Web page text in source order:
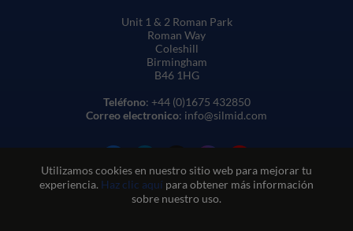
Utilizamos cookies en nuestro sitio web para mejorar tu
experiencia. Haz clic aquí para obtener más información
sobre nuestro uso.
Unit 1 & 2 Roman Park
Roman Way
Coleshill
Birmingham
B46 1HG
Teléfono: +44 (0)1675 432850
Correo electronico: info@silmid.com